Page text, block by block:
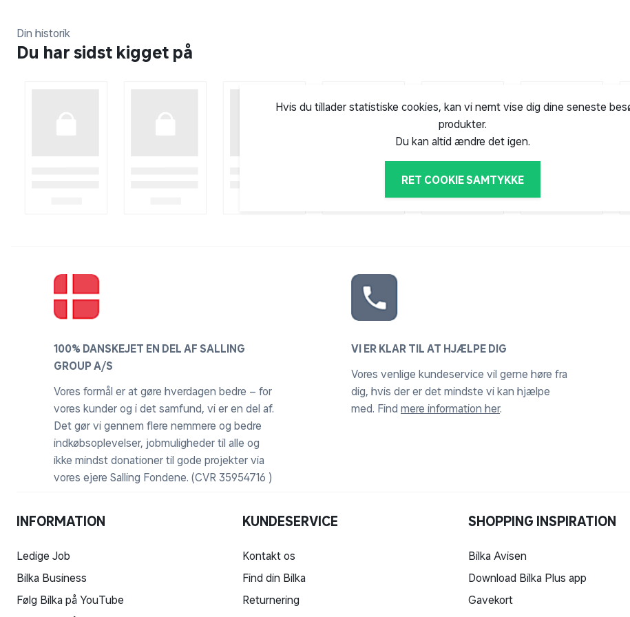
Din historik
Du har sidst kigget på
Hvis du tillader statistiske cookies, kan vi nemt vise dig dine seneste
produkter.
Du kan altid ændre det igen.
RET COOKIE SAMTYKKE
100% DANSKEJET EN DEL AF SALLING
GROUP A/S
Vores formål er at gøre hverdagen bedre – for
vores kunder og i det samfund, vi er en del af.
Det gør vi gennem flere nemmere og bedre
indkøbsoplevelser, jobmuligheder til alle og
ikke mindst donationer til gode projekter via
vores ejere Salling Fondene. (CVR 35954716 )
VI ER KLAR TIL AT HJÆLPE DIG
Vores venlige kundeservice vil gerne høre fra
dig, hvis der er det mindste vi kan hjælpe
med. Find mere information her.
INFORMATION
Ledige Job
Bilka Business
Følg Bilka på YouTube
KUNDESERVICE
Kontakt os
Find din Bilka
Returnering
SHOPPING INSPIRATION
Bilka Avisen
Download Bilka Plus app
Gavekort